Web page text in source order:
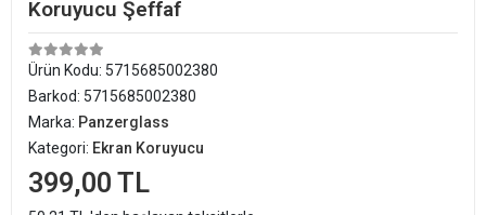
Koruyucu Şeffaf
Ürün Kodu: 5715685002380
Barkod: 5715685002380
Marka: Panzerglass
Kategori: Ekran Koruyucu
399,00 TL